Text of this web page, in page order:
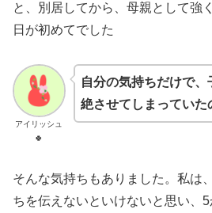
と、別居してから、母親として強
日が初めてでした
アイリッシュ
🍀
自分の気持ちだけで
絶させてしまっていた
そんな気持ちもありました。私は
ちを伝えないといけないと思い、